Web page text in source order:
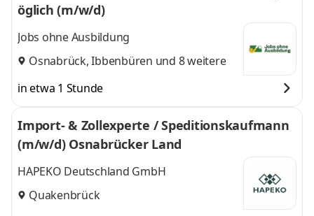
öglich (m/w/d)
Jobs ohne Ausbildung
Osnabrück,Ibbenbüren und 8 weitere
in etwa 1 Stunde
Import- & Zollexperte / Speditionskaufmann
(m/w/d) Osnabrücker Land
HAPEKO Deutschland GmbH
Quakenbrück